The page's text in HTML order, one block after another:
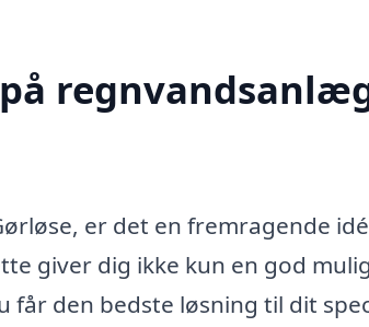
er det en fremragende
giver dig ikke kun en god
får den bedste løsning til dit